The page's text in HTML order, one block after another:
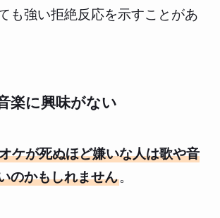
も強い拒絶反応を示すことがあ
楽に興味がない
ケが死ぬほど嫌いな人は歌や音
のかもしれません。